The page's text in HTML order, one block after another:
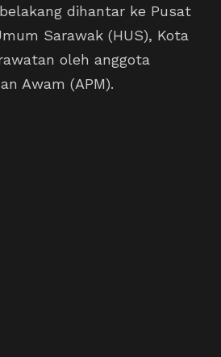
dihantar ke Pusat
Sarawak (HUS), Kota
oleh anggota
Awam (APM).